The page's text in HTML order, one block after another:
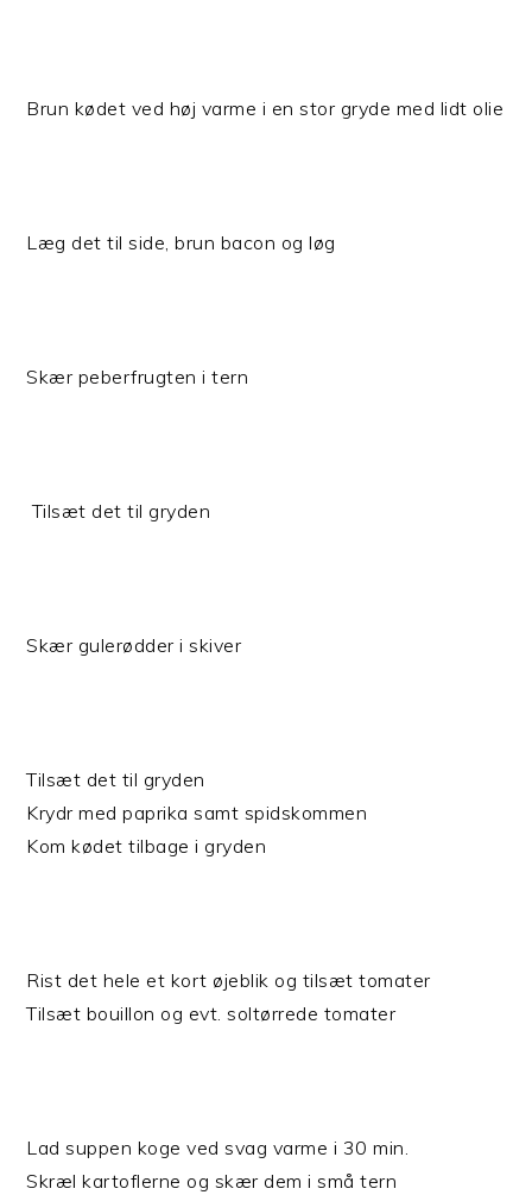
Brun kødet ved høj varme i en stor gryde med lidt olie
Læg det til side, brun bacon og løg
Skær peberfrugten i tern
Tilsæt det til gryden
Skær gulerødder i skiver
Tilsæt det til gryden
Krydr med paprika samt spidskommen
Kom kødet tilbage i gryden
Rist det hele et kort øjeblik og tilsæt tomater
Tilsæt bouillon og evt. soltørrede tomater
Lad suppen koge ved svag varme i 30 min.
Skræl kartoflerne og skær dem i små tern